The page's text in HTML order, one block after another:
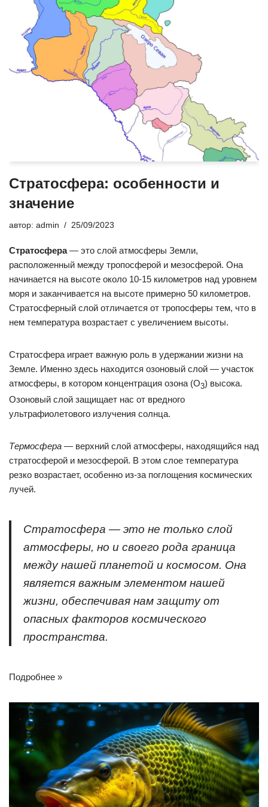
Стратосфера: особенности и
значение
автор: admin 25/09/2023
Стратосфера — это слой атмосферы Земли,
расположенный между тропосферой и мезосферой. Она
начинается на высоте около 10-15 километров над уровнем
моря и заканчивается на высоте примерно 50 километров.
Стратосферный слой отличается от тропосферы тем, что в
нем температура возрастает с увеличением высоты.
Стратосфера играет важную роль в удержании жизни на
Земле. Именно здесь находится озоновый слой — участок
атмосферы, в котором концентрация озона (O3) высока.
Озоновый слой защищает нас от вредного
ультрафиолетового излучения солнца.
Термосфера — верхний слой атмосферы, находящийся над
стратосферой и мезосферой. В этом слое температура
резко возрастает, особенно из-за поглощения космических
лучей.
Стратосфера — это не только слой
атмосферы, но и своего рода граница
между нашей планетой и космосом. Она
является важным элементом нашей
жизни, обеспечивая нам защиту от
опасных факторов космического
пространства.
Подробнее »